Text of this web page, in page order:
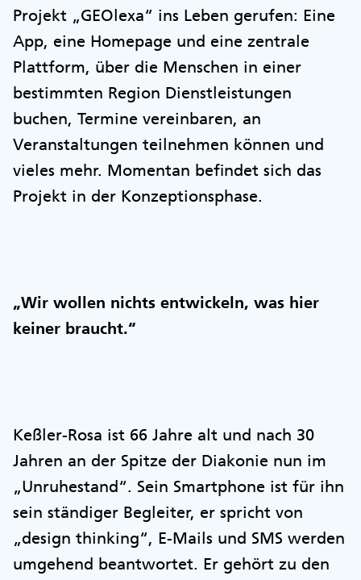
Projekt „GEOlexa“ ins Leben gerufen: Eine
App, eine Homepage und eine zentrale
Plattform, über die Menschen in einer
bestimmten Region Dienstleistungen
buchen, Termine vereinbaren, an
Veranstaltungen teilnehmen können und
vieles mehr. Momentan befindet sich das
Projekt in der Konzeptionsphase.
„Wir wollen nichts entwickeln, was hier
keiner braucht.“
Keßler-Rosa ist 66 Jahre alt und nach 30
Jahren an der Spitze der Diakonie nun im
„Unruhestand“. Sein Smartphone ist für ihn
sein ständiger Begleiter, er spricht von
„design thinking“, E-Mails und SMS werden
umgehend beantwortet. Er gehört zu den